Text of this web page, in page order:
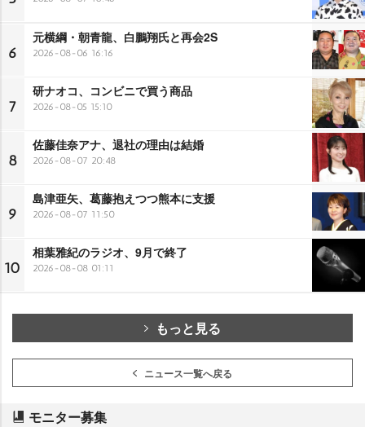
6
元横綱・朝青龍、白鵬翔氏と再会2S
2026-08-06 16:16
7
研ナオコ、コンビニで買う商品
2026-08-05 15:10
8
佐藤佳奈アナ、退社の理由は結婚
2026-08-07 20:48
9
島津亜矢、葛藤抱えつつ熊本に支援
2026-08-07 11:50
10
相葉雅紀のラジオ、9月で終了
2026-08-08 01:11
もっと見る
ニュース一覧へ戻る
モニター募集